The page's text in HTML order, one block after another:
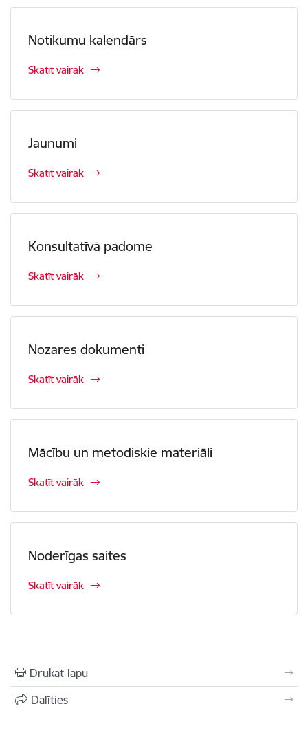
Notikumu kalendārs
Skatīt vairāk
Jaunumi
Skatīt vairāk
Konsultatīvā padome
Skatīt vairāk
Nozares dokumenti
Skatīt vairāk
Mācību un metodiskie materiāli
Skatīt vairāk
Noderīgas saites
Skatīt vairāk
Drukāt lapu
Dalīties